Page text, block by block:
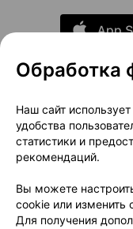
О
Размещение
Способы
Обработка
Наш сайт
удобства
статистики и
рекомендаций.
Вы можете
cookie или изменить
Для получения